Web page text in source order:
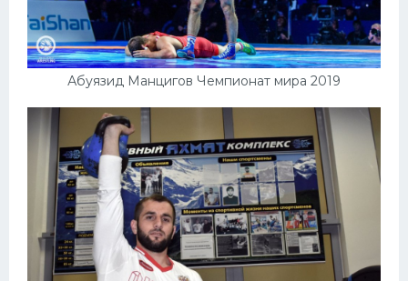
Абуязид Манцигов Чемпионат мира 2019